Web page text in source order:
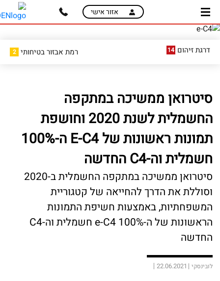
skip
main
skip
page
אזור אישי
דרגת זיהום 14 רמת אבזור בטיחותי 2
סיטרואן ממשיכה במתקפה
החשמלית לשנת 2020 וחושפת
תמונות ראשונות של E-C4 ה-100%
חשמלית וה-C4 החדשה
סיטרואן ממשיכה במתקפה החשמלית ב-2020
וסוללת את הדרך להחייאה של קטגוריית
המשפחתיות, באמצעות חשיפת התמונות
הראשונות של ה-e-C4 100% חשמלית וה-C4
החדשה
לובינסקי 22.06.2021